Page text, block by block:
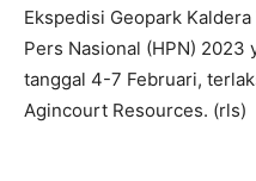
Ekspedisi Geopark
Pers Nasional (HPN) 2023
tanggal 4-7 Februari,
Agincourt Resources. (rls)